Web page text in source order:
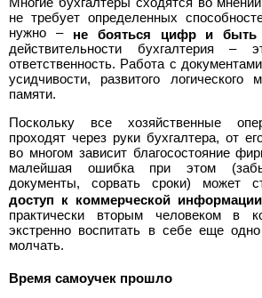
не требует определенных
нужно – не бояться цифр и быть
действительности бухгалтерия –
ответственность. Работа с
усидчивости, развитого
памяти.
Поскольку все хозяйственные
проходят через руки бухгалтера, от
во многом зависит благосостояние
малейшая ошибка при этом
документы, сорвать сроки) может
доступ к коммерческой информации
практически вторым человеком в
экстренно воспитать в себе еще
молчать.
Время самоучек прошло